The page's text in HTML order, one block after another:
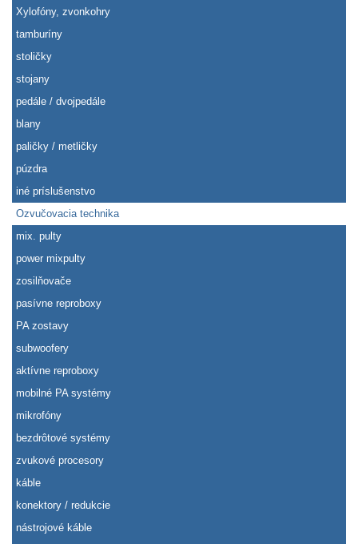
Xylofóny, zvonkohry
tamburíny
stoličky
stojany
pedále / dvojpedále
blany
paličky / metličky
púzdra
iné príslušenstvo
Ozvučovacia technika
mix. pulty
power mixpulty
zosilňovače
pasívne reproboxy
PA zostavy
subwoofery
aktívne reproboxy
mobilné PA systémy
mikrofóny
bezdrôtové systémy
zvukové procesory
káble
konektory / redukcie
nástrojové káble